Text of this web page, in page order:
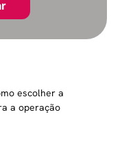
escolher a
a operação